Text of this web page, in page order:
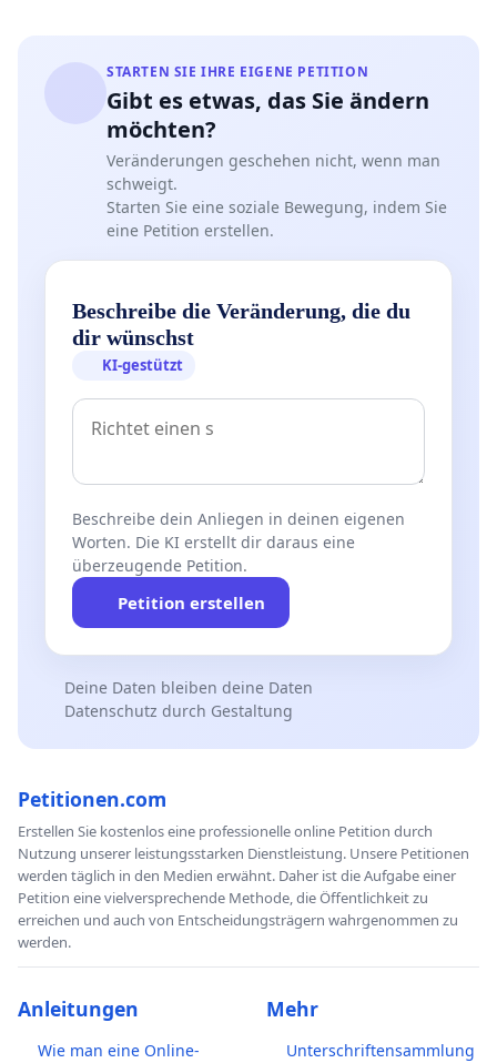
STARTEN SIE IHRE EIGENE PETITION
Gibt es etwas, das Sie ändern
möchten?
Veränderungen geschehen nicht, wenn man
schweigt.
Starten Sie eine soziale Bewegung, indem Sie
eine Petition erstellen.
Beschreibe die Veränderung, die du
dir wünschst
KI-gestützt
Beschreibe dein Anliegen in deinen eigenen
Worten. Die KI erstellt dir daraus eine
überzeugende Petition.
Petition erstellen
Deine Daten bleiben deine Daten
Datenschutz durch Gestaltung
Petitionen.com
Erstellen Sie kostenlos eine professionelle online Petition durch
Nutzung unserer leistungsstarken Dienstleistung. Unsere Petitionen
werden täglich in den Medien erwähnt. Daher ist die Aufgabe einer
Petition eine vielversprechende Methode, die Öffentlichkeit zu
erreichen und auch von Entscheidungsträgern wahrgenommen zu
werden.
Anleitungen
Wie man eine Online-
Mehr
Unterschriftensammlung